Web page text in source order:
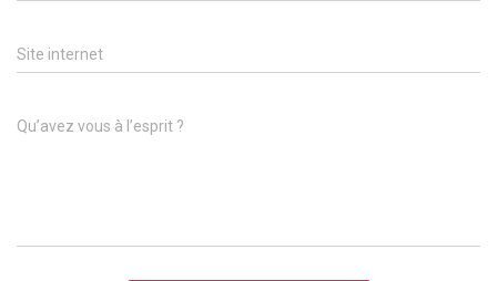
Site internet
Qu’avez vous à l’esprit ?